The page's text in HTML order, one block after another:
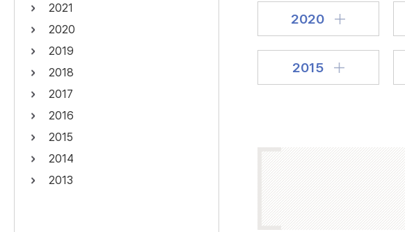
“정조” 또는 “정약용”이 포함된 자료를 검색
“정조”가 나온 후 “정약용”이 나오지 않는 자
2021
2020
2019
2018
2017
2016
2015
2014
2013
2020
2015